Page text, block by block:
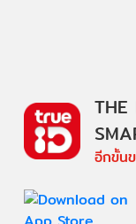
THE
อีกขั้น